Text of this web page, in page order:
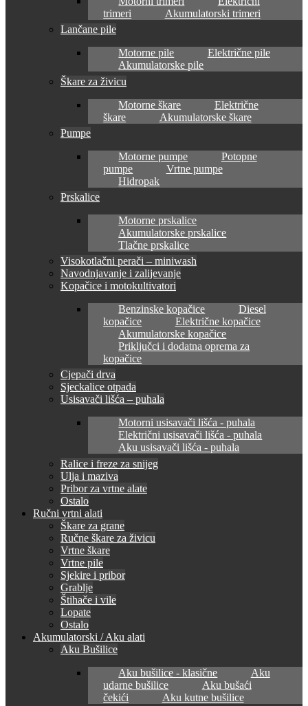
trimeri
Akumulatorski trimeri
Lančane pile
Motorne pile
Električne pile
Akumulatorske pile
Škare za živicu
Motorne škare
Električne
škare
Akumulatorske škare
Pumpe
Motorne pumpe
Potopne
pumpe
Vrtne pumpe
Hidropak
Prskalice
Motorne prskalice
Akumulatorske prskalice
Tlačne prskalice
Visokotlačni perači – miniwash
Navodnjavanje i zalijevanje
Kopačice i motokultivatori
Benzinske kopačice
Diesel
kopačice
Električne kopačice
Akumulatorske kopačice
Priključci i dodatna oprema za
kopačice
Cjepači drva
Sjeckalice otpada
Usisavači lišća – puhala
Motorni usisavači lišća - puhala
Električni usisavači lišća - puhala
Aku usisavači lišća - puhala
Ralice i freze za snijeg
Ulja i maziva
Pribor za vrtne alate
Ostalo
Ručni vrtni alati
Škare za grane
Ručne škare za živicu
Vrtne škare
Vrtne pile
Sjekire i pribor
Grablje
Štihače i vile
Lopate
Ostalo
Akumulatorski / Aku alati
Aku Bušilice
Aku bušilice - klasične
Aku
udarne bušilice
Aku bušaći
čekići
Aku kutne bušilice